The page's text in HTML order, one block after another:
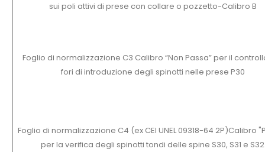
sui poli attivi di prese con collare o pozzetto-Calibro B
Foglio di normalizzazione C3 Calibro “Non Passa” per il
fori di introduzione degli spinotti nelle prese P30
Foglio di normalizzazione C4 (ex CEI UNEL 09318-64 2P)Calibro
per la verifica degli spinotti tondi delle spine S30, S31 e S32